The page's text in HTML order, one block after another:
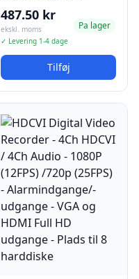
487.50 kr
ekskl. moms
✓ Levering 1-4 dage
Pa lager
Tilføj